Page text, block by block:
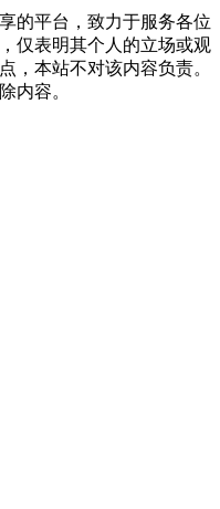
的平台，致力于服务各位
仅表明其个人的立场或观
，本站不对该内容负责。
内容。